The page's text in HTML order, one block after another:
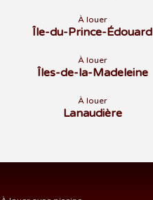
À louer
Île-du-Prince-Édouard
À louer
Îles-de-la-Madeleine
À louer
Lanaudière